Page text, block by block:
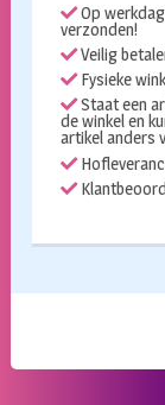
Op
verzonden!
Veilig
Fysieke
Staat een
de winkel en
artikel anders